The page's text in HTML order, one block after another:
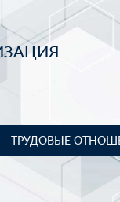
ТРУДОВЫЕ